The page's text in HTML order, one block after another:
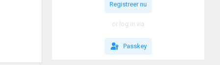
Registreer nu
or log in via
Passkey